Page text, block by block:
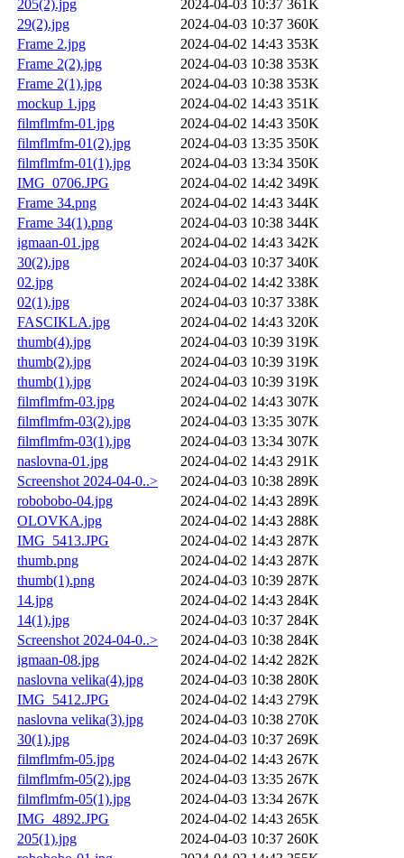
205(2).jpg
2024-04-03 10:37 361K
29(2).jpg
2024-04-03 10:37 360K
Frame 2.jpg
2024-04-02 14:43 353K
Frame 2(2).jpg
2024-04-03 10:38 353K
Frame 2(1).jpg
2024-04-03 10:38 353K
mockup 1.jpg
2024-04-02 14:43 351K
filmflmfm-01.jpg
2024-04-02 14:43 350K
filmflmfm-01(2).jpg
2024-04-03 13:35 350K
filmflmfm-01(1).jpg
2024-04-03 13:34 350K
IMG_0706.JPG
2024-04-02 14:42 349K
Frame 34.png
2024-04-02 14:43 344K
Frame 34(1).png
2024-04-03 10:38 344K
igmaan-01.jpg
2024-04-02 14:43 342K
30(2).jpg
2024-04-03 10:37 340K
02.jpg
2024-04-02 14:42 338K
02(1).jpg
2024-04-03 10:37 338K
FASCIKLA.jpg
2024-04-02 14:43 320K
thumb(4).jpg
2024-04-03 10:39 319K
thumb(2).jpg
2024-04-03 10:39 319K
thumb(1).jpg
2024-04-03 10:39 319K
filmflmfm-03.jpg
2024-04-02 14:43 307K
filmflmfm-03(2).jpg
2024-04-03 13:35 307K
filmflmfm-03(1).jpg
2024-04-03 13:34 307K
naslovna-01.jpg
2024-04-02 14:43 291K
Screenshot 2024-04-0..>
2024-04-03 10:38 289K
robobobo-04.jpg
2024-04-02 14:43 289K
OLOVKA.jpg
2024-04-02 14:43 288K
IMG_5413.JPG
2024-04-02 14:43 287K
thumb.png
2024-04-02 14:43 287K
thumb(1).png
2024-04-03 10:39 287K
14.jpg
2024-04-02 14:43 284K
14(1).jpg
2024-04-03 10:37 284K
Screenshot 2024-04-0..>
2024-04-03 10:38 284K
igmaan-08.jpg
2024-04-02 14:42 282K
naslovna velika(4).jpg
2024-04-03 10:38 280K
IMG_5412.JPG
2024-04-02 14:43 279K
naslovna velika(3).jpg
2024-04-03 10:38 270K
30(1).jpg
2024-04-03 10:37 269K
filmflmfm-05.jpg
2024-04-02 14:43 267K
filmflmfm-05(2).jpg
2024-04-03 13:35 267K
filmflmfm-05(1).jpg
2024-04-03 13:34 267K
IMG_4892.JPG
2024-04-02 14:43 265K
205(1).jpg
2024-04-03 10:37 260K